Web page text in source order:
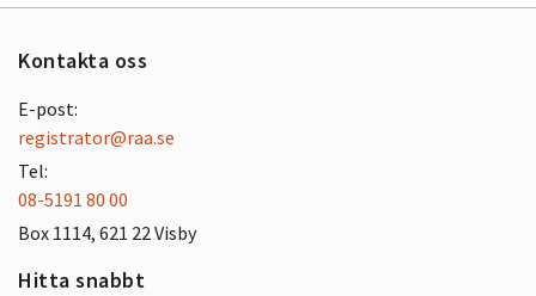
Kontakta oss
E-post:
registrator@raa.se
Tel:
08-5191 80 00
Box 1114, 621 22 Visby
Hitta snabbt